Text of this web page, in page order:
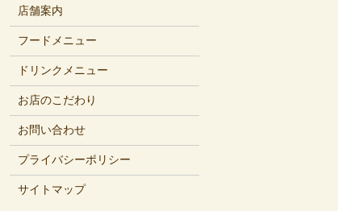
店舗案内
フードメニュー
ドリンクメニュー
お店のこだわり
お問い合わせ
プライバシーポリシー
サイトマップ